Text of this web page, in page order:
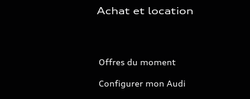
Achat et location
Offres du moment
Configurer mon Audi